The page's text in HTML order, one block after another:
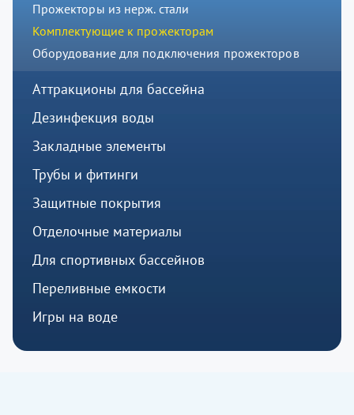
Прожекторы из нерж. стали
Комплектующие к прожекторам
Оборудование для подключения прожекторов
Аттракционы для бассейна
Дезинфекция воды
Закладные элементы
Трубы и фитинги
Защитные покрытия
Отделочные материалы
Для спортивных бассейнов
Переливные емкости
Игры на воде